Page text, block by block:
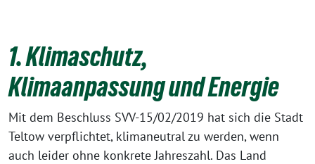
1. Klimaschutz,
Klimaanpassung und Energie
Mit dem Beschluss SVV-15/02/2019 hat sich die Stadt
Teltow verpflichtet, klimaneutral zu werden, wenn
auch leider ohne konkrete Jahreszahl. Das Land